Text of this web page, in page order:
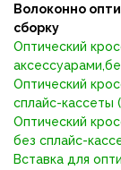
Волоконно
сборку
Оптический
Оптический
сплайс-кассеты
Оптический
без сплайс-
Вставка для